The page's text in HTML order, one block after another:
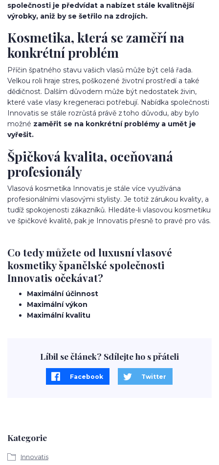
Kategorie
Innovatis
společnosti je předvídat a nabízet stále kvalitnější
výrobky, aniž by se šetřilo na zdrojích.
Kosmetika, která se zaměří na
konkrétní problém
Příčin špatného stavu vašich vlasů může být celá řada.
Velkou roli hraje stres, poškozené životní prostředí a také
dědičnost. Dalším důvodem může být nedostatek živin,
které vaše vlasy k regeneraci potřebují. Nabídka společnosti
Innovatis se stále rozrůstá právě z toho důvodu, aby bylo
možné zaměřit se na konkrétní problémy a umět je
vyřešit.
Špičková kvalita, oceňovaná
profesionály
Vlasová kosmetika Innovatis je stále více využívána
profesionálními vlasovými stylisty. Je totiž zárukou kvality, a
tudíž spokojenosti zákazníků. Hledáte-li vlasovou kosmetiku
ve špičkové kvalitě, pak je Innovatis přesně to pravé pro vás.
Co tedy můžete od luxusní vlasové
kosmetiky španělské společnosti
Innovatis očekávat?
Maximální účinnost
Maximální výkon
Maximální kvalitu
Líbil se článek? Sdílejte ho s přáteli
Facebook Twitter